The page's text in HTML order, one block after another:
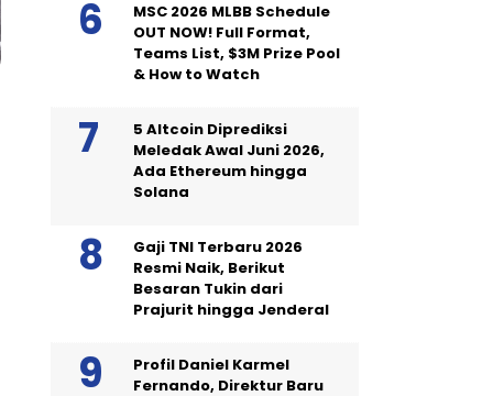
MSC 2026 MLBB Schedule
OUT NOW! Full Format,
Teams List, $3M Prize Pool
& How to Watch
5 Altcoin Diprediksi
Meledak Awal Juni 2026,
Ada Ethereum hingga
Solana
Gaji TNI Terbaru 2026
Resmi Naik, Berikut
Besaran Tukin dari
Prajurit hingga Jenderal
Profil Daniel Karmel
Fernando, Direktur Baru